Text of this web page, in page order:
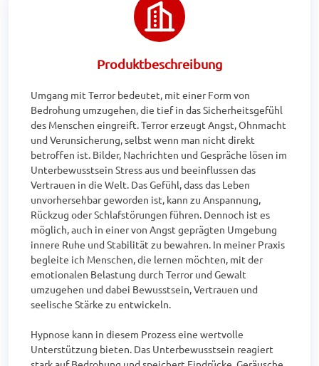
Produktbeschreibung
Umgang mit Terror bedeutet, mit einer Form von
Bedrohung umzugehen, die tief in das Sicherheitsgefühl
des Menschen eingreift. Terror erzeugt Angst, Ohnmacht
und Verunsicherung, selbst wenn man nicht direkt
betroffen ist. Bilder, Nachrichten und Gespräche lösen im
Unterbewusstsein Stress aus und beeinflussen das
Vertrauen in die Welt. Das Gefühl, dass das Leben
unvorhersehbar geworden ist, kann zu Anspannung,
Rückzug oder Schlafstörungen führen. Dennoch ist es
möglich, auch in einer von Angst geprägten Umgebung
innere Ruhe und Stabilität zu bewahren. In meiner Praxis
begleite ich Menschen, die lernen möchten, mit der
emotionalen Belastung durch Terror und Gewalt
umzugehen und dabei Bewusstsein, Vertrauen und
seelische Stärke zu entwickeln.
Hypnose kann in diesem Prozess eine wertvolle
Unterstützung bieten. Das Unterbewusstsein reagiert